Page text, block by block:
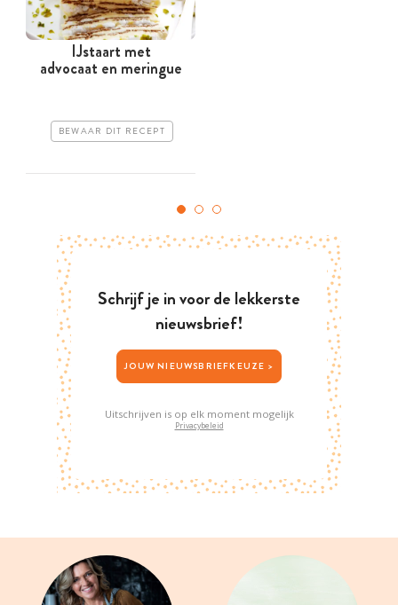
IJstaart met
advocaat en meringue
BEWAAR DIT RECEPT
Schrijf je in voor de lekkerste
nieuwsbrief!
JOUW NIEUWSBRIEFKEUZE >
Uitschrijven is op elk moment mogelijk
Privacybeleid